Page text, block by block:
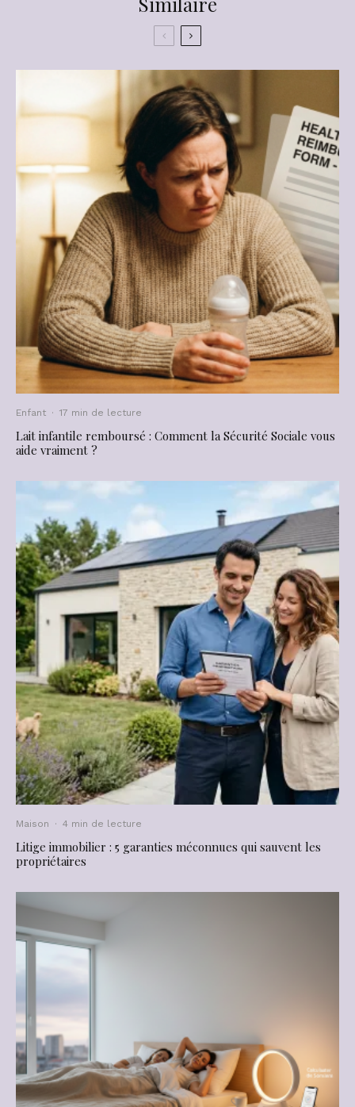
Enfant · 17 min de lecture
Lait infantile remboursé : Comment la Sécurité Sociale vous
aide vraiment ?
Maison · 4 min de lecture
Litige immobilier : 5 garanties méconnues qui sauvent les
propriétaires